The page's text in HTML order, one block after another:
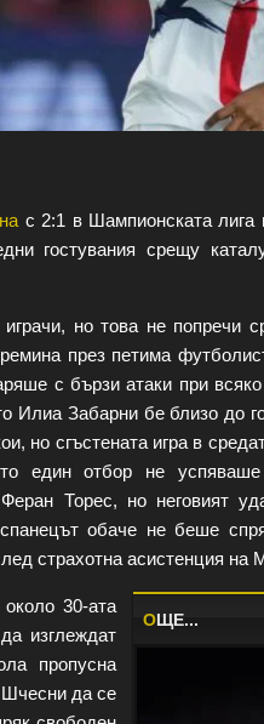
с 2:1 в Шампионската лига
гостувания срещу
но това не попречи
през петима
с бързи атаки при
Илиа Забарни бе близо до
но сгъстената игра в
един отбор не успяваше
Торес, но неговият
обаче не беше
страхотна асистенция
OЩЕ...
30-ата
изглеждат
пропусна
да се